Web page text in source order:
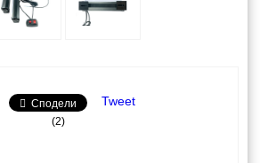
Сподели Tweet
(2)